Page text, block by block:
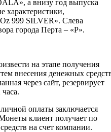
а внизу год выпуска
характеристики,
999 SILVER». Слева
города Перта – «Р».
на этапе получения
внесения денежных
через сайт, резервирует
оплаты заключается
клиент получает по
на счет компании.